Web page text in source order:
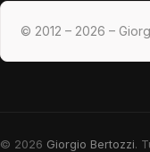
© 2012 – 2026 –
© 2026 Giorgio Bertozzi.